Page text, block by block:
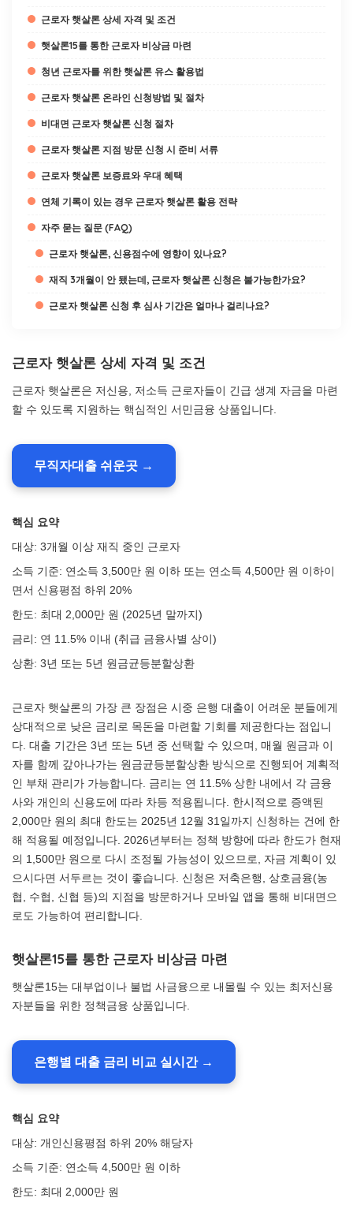
근로자 햇살론 상세 자격 및 조건
햇살론15를 통한 근로자 비상금 마련
청년 근로자를 위한 햇살론 유스 활용법
근로자 햇살론 온라인 신청방법 및 절차
비대면 근로자 햇살론 신청 절차
근로자 햇살론 지점 방문 신청 시 준비 서류
근로자 햇살론 보증료와 우대 혜택
연체 기록이 있는 경우 근로자 햇살론 활용 전략
자주 묻는 질문 (FAQ)
근로자 햇살론, 신용점수에 영향이 있나요?
재직 3개월이 안 됐는데, 근로자 햇살론 신청은 불가능한가요?
근로자 햇살론 신청 후 심사 기간은 얼마나 걸리나요?
근로자 햇살론 상세 자격 및 조건
근로자 햇살론은 저신용, 저소득 근로자들이 긴급 생계 자금을 마련
할 수 있도록 지원하는 핵심적인 서민금융 상품입니다.
무직자대출 쉬운곳 →
핵심 요약
대상: 3개월 이상 재직 중인 근로자
소득 기준: 연소득 3,500만 원 이하 또는 연소득 4,500만 원 이하이
면서 신용평점 하위 20%
한도: 최대 2,000만 원 (2025년 말까지)
금리: 연 11.5% 이내 (취급 금융사별 상이)
상환: 3년 또는 5년 원금균등분할상환
근로자 햇살론의 가장 큰 장점은 시중 은행 대출이 어려운 분들에게
상대적으로 낮은 금리로 목돈을 마련할 기회를 제공한다는 점입니
다. 대출 기간은 3년 또는 5년 중 선택할 수 있으며, 매월 원금과 이
자를 함께 갚아나가는 원금균등분할상환 방식으로 진행되어 계획적
인 부채 관리가 가능합니다. 금리는 연 11.5% 상한 내에서 각 금융
사와 개인의 신용도에 따라 차등 적용됩니다. 한시적으로 증액된
2,000만 원의 최대 한도는 2025년 12월 31일까지 신청하는 건에 한
해 적용될 예정입니다. 2026년부터는 정책 방향에 따라 한도가 현재
의 1,500만 원으로 다시 조정될 가능성이 있으므로, 자금 계획이 있
으시다면 서두르는 것이 좋습니다. 신청은 저축은행, 상호금융(농
협, 수협, 신협 등)의 지점을 방문하거나 모바일 앱을 통해 비대면으
로도 가능하여 편리합니다.
햇살론15를 통한 근로자 비상금 마련
햇살론15는 대부업이나 불법 사금융으로 내몰릴 수 있는 최저신용
자분들을 위한 정책금융 상품입니다.
은행별 대출 금리 비교 실시간 →
핵심 요약
대상: 개인신용평점 하위 20% 해당자
소득 기준: 연소득 4,500만 원 이하
한도: 최대 2,000만 원